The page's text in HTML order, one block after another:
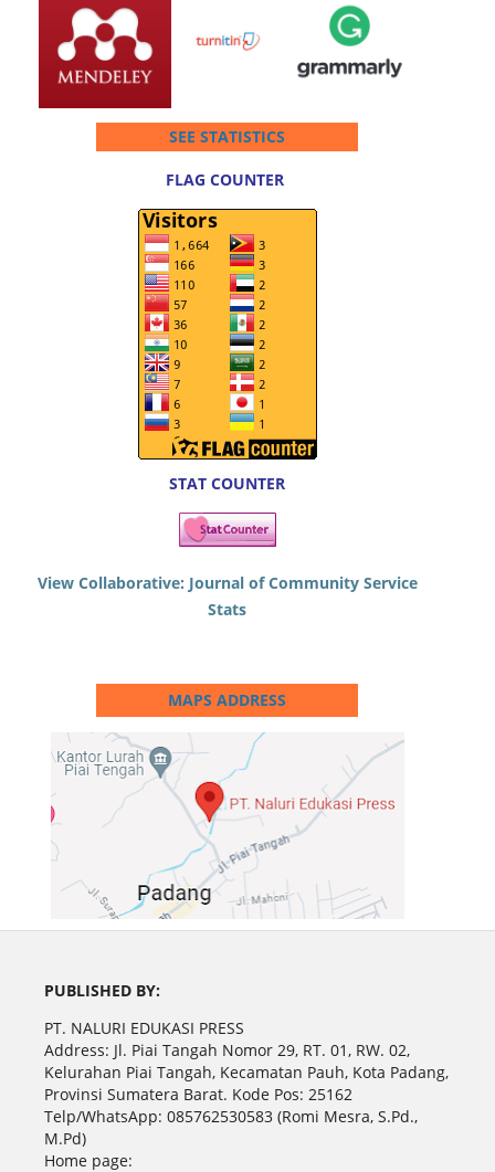
SEE STATISTICS
FLAG COUNTER
STAT COUNTER
View Collaborative: Journal of Community Service
Stats
MAPS ADDRESS
PUBLISHED BY:
PT. NALURI EDUKASI PRESS
Address: Jl. Piai Tangah Nomor 29, RT. 01, RW. 02,
Kelurahan Piai Tangah, Kecamatan Pauh, Kota Padang,
Provinsi Sumatera Barat. Kode Pos: 25162
Telp/WhatsApp: 085762530583 (Romi Mesra, S.Pd.,
M.Pd)
Home page: